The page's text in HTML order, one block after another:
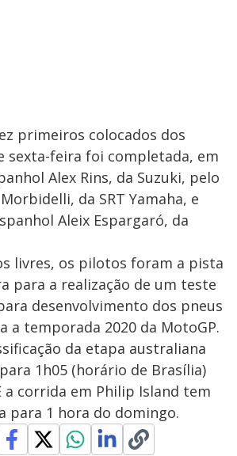
primeiros colocados dos
sexta-feira foi completada, em
Alex Rins, da Suzuki, pelo
da SRT Yamaha, e
Aleix Espargaró, da
livres, os pilotos foram a pista
para a realização de um teste
desenvolvimento dos pneus
a temporada 2020 da MotoGP.
da etapa australiana
1h05 (horário de Brasília)
a corrida em Philip Island tem
para 1 hora do domingo.